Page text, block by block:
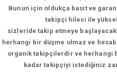
Bunun için oldukça basit ve
takipçi hilesi ile
sizleride takip etmeye
herhangi bir düşme olmaz ve
organik takipçilerdir ve herhangi
kadar takipçiyi istediğiniz